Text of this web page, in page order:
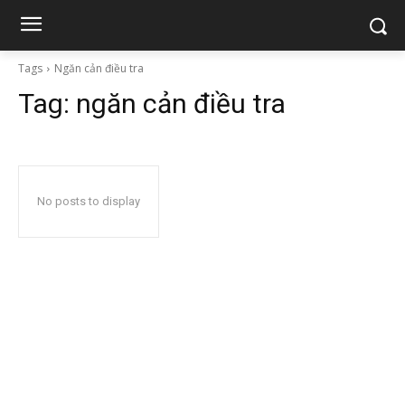
Tags Ngăn cản điều tra
Tag: ngăn cản điều tra
No posts to display